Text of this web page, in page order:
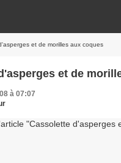
et de morilles aux coques
et de
à 07:07